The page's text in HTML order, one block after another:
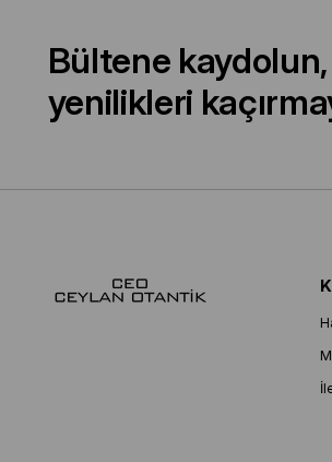
Bültene
yenilikleri